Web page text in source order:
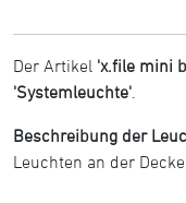
Der Artikel 'x.file mini
'Systemleuchte'
Beschreibung der
Leuchten an der